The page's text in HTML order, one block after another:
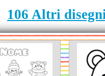
106 Altri